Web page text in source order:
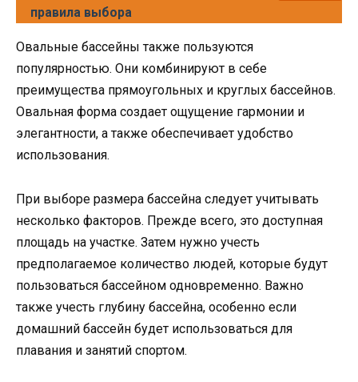
правила выбора
Овальные бассейны также пользуются
популярностью. Они комбинируют в себе
преимущества прямоугольных и круглых бассейнов.
Овальная форма создает ощущение гармонии и
элегантности, а также обеспечивает удобство
использования.
При выборе размера бассейна следует учитывать
несколько факторов. Прежде всего, это доступная
площадь на участке. Затем нужно учесть
предполагаемое количество людей, которые будут
пользоваться бассейном одновременно. Важно
также учесть глубину бассейна, особенно если
домашний бассейн будет использоваться для
плавания и занятий спортом.